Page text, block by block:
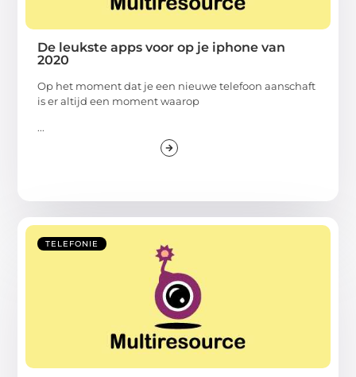
De leukste apps voor op je iphone van
2020
Op het moment dat je een nieuwe telefoon aanschaft
is er altijd een moment waarop
...
TELEFONIE